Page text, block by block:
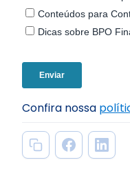
Confira nossa